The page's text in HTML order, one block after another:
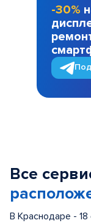
-30%
Все
В Краснодаре - 18